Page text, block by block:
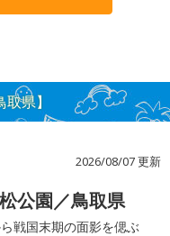
県】
2026/08/07 更新
公園／鳥取県
戦国末期の面影を偲ぶ